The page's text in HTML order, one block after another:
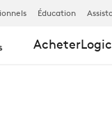
Éducation
Acheter